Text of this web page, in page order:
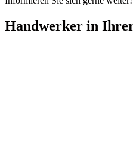
Handwerker in